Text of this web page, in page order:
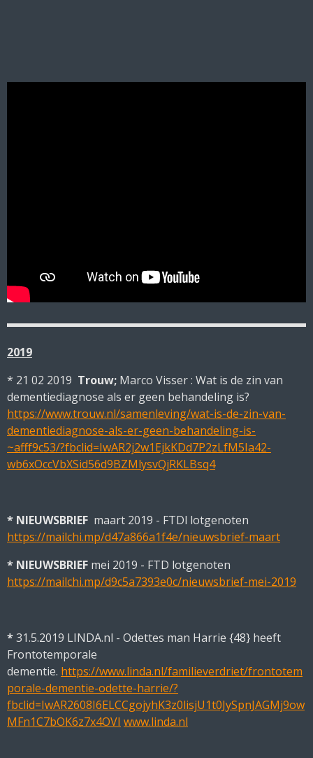
2019
* 21 02 2019 Trouw; Marco Visser : Wat is de zin van
dementiediagnose als er geen behandeling is?
https://www.trouw.nl/samenleving/wat-is-de-zin-van-
dementiediagnose-als-er-geen-behandeling-is-
~afff9c53/?fbclid=IwAR2j2w1EjkKDd7P2zLfM5Ia42-
wb6xOccVbXSid56d9BZMlysvQjRKLBsq4
* NIEUWSBRIEF maart 2019 - FTDl lotgenoten
https://mailchi.mp/d47a866a1f4e/nieuwsbrief-maart
* NIEUWSBRIEF mei 2019 - FTD lotgenoten
https://mailchi.mp/d9c5a7393e0c/nieuwsbrief-mei-2019
*31.5.2019 LINDA.nl - Odettes man Harrie {48} heeft
Frontotemporale
dementie. https://www.linda.nl/familieverdriet/frontotem
porale-dementie-odette-harrie/?
fbclid=IwAR2608I6ELCCgojyhK3z0lisjU1t0JySpnJAGMj9ow
MFn1C7bOK6z7x4OVI www.linda.nl